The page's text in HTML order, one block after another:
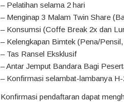
– Pelatihan selama 2 hari
– Menginap 3 Malam Twin Share
– Konsumsi (Coffe Break 2x dan
– Kelengkapan Bimtek (Pena/
– Tas Ransel Eksklusif
– Antar Jemput Bandara Bagi
– Konfirmasi selambat-lambanya
Konfirmasi pendaftaran dapat